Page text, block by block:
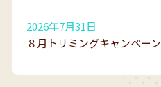
2026年7月31日
８月トリミングキャンペーン